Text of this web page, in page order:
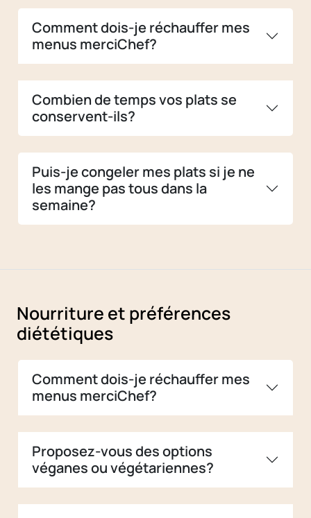
Comment dois-je réchauffer mes
menus merciChef?
Combien de temps vos plats se
conservent-ils?
Puis-je congeler mes plats si je ne
les mange pas tous dans la
semaine?
Nourriture et préférences
diététiques
Comment dois-je réchauffer mes
menus merciChef?
Proposez-vous des options
véganes ou végétariennes?